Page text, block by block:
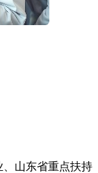
山东省重点扶持